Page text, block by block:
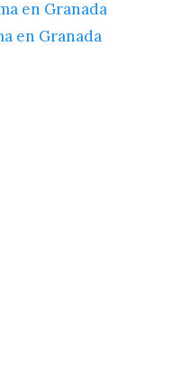
en Granada
en Granada